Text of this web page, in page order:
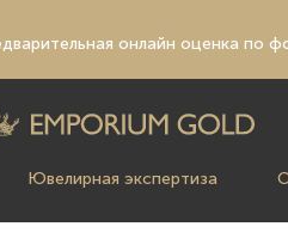
онлайн оценка по
Ювелирная экспертиза